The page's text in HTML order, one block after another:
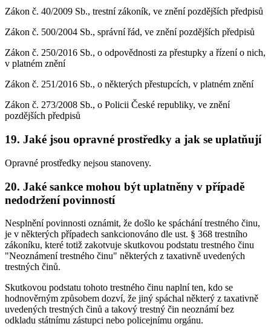
Zákon č. 40/2009 Sb., trestní zákoník, ve znění pozdějších předpisů
Zákon č. 500/2004 Sb., správní řád, ve znění pozdějších předpisů
Zákon č. 250/2016 Sb., o odpovědnosti za přestupky a řízení o nich,
v platném znění
Zákon č. 251/2016 Sb., o některých přestupcích, v platném znění
Zákon č. 273/2008 Sb., o Policii České republiky, ve znění
pozdějších předpisů
19. Jaké jsou opravné prostředky a jak se uplatňují
Opravné prostředky nejsou stanoveny.
20. Jaké sankce mohou být uplatněny v případě
nedodržení povinností
Nesplnění povinnosti oznámit, že došlo ke spáchání trestného činu,
je v některých případech sankcionováno dle ust. § 368 trestního
zákoníku, které totiž zakotvuje skutkovou podstatu trestného činu
"Neoznámení trestného činu" některých z taxativně uvedených
trestných činů.
Skutkovou podstatu tohoto trestného činu naplní ten, kdo se
hodnověrným způsobem dozví, že jiný spáchal některý z taxativně
uvedených trestných činů a takový trestný čin neoznámí bez
odkladu státnímu zástupci nebo policejnímu orgánu.